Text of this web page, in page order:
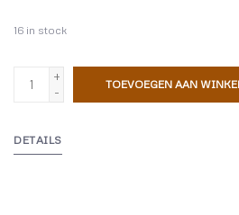
16 in stock
+
-
TOEVOEGEN AAN
DETAILS